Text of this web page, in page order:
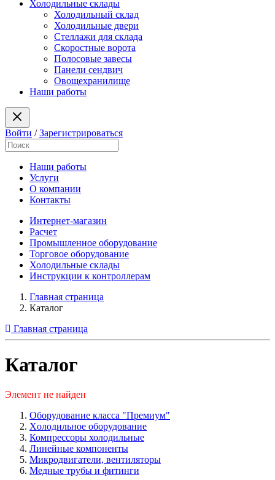
Холодильные склады
Холодильный склад
Холодильные двери
Стеллажи для склада
Скоростные ворота
Полосовые завесы
Панели сендвич
Овощехранилище
Наши работы
Войти /Зарегистрироваться
Наши работы
Услуги
О компании
Контакты
Интернет-магазин
Расчет
Промышленное оборудование
Торговое оборудование
Холодильные склады
Инструкции к контроллерам
Главная страница
Каталог
Главная страница
Каталог
Элемент не найден
Оборудование класса "Премиум"
Xолодильное оборудование
Компрессоры холодильные
Линейные компоненты
Микродвигатели, вентиляторы
Медные трубы и фитинги